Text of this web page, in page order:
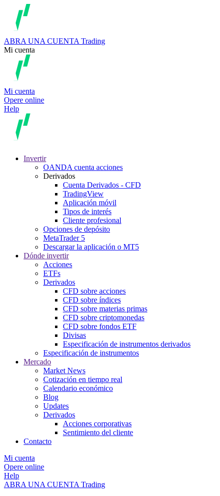
ABRA UNA CUENTA Trading
Mi cuenta
Mi cuenta
Opere online
Help
Invertir
OANDA cuenta acciones
Derivados
Cuenta Derivados - CFD
TradingView
Aplicación móvil
Tipos de interés
Cliente profesional
Opciones de depósito
MetaTrader 5
Descargar la aplicación o MT5
Dónde invertir
Acciones
ETFs
Derivados
CFD sobre acciones
CFD sobre índices
CFD sobre materias primas
CFD sobre criptomonedas
CFD sobre fondos ETF
Divisas
Especificación de instrumentos derivados
Especificación de instrumentos
Mercado
Market News
Cotización en tiempo real
Calendario económico
Blog
Updates
Derivados
Acciones corporativas
Sentimiento del cliente
Contacto
Mi cuenta
Opere online
Help
ABRA UNA CUENTA Trading